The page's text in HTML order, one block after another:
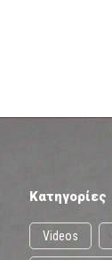
Κατηγορίες
Videos